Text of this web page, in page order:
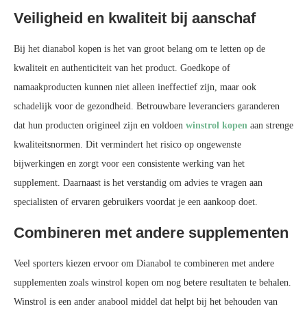
Veiligheid en kwaliteit bij aanschaf
Bij het dianabol kopen is het van groot belang om te letten op de
kwaliteit en authenticiteit van het product. Goedkope of
namaakproducten kunnen niet alleen ineffectief zijn, maar ook
schadelijk voor de gezondheid. Betrouwbare leveranciers garanderen
dat hun producten origineel zijn en voldoen winstrol kopen aan strenge
kwaliteitsnormen. Dit vermindert het risico op ongewenste
bijwerkingen en zorgt voor een consistente werking van het
supplement. Daarnaast is het verstandig om advies te vragen aan
specialisten of ervaren gebruikers voordat je een aankoop doet.
Combineren met andere supplementen
Veel sporters kiezen ervoor om Dianabol te combineren met andere
supplementen zoals winstrol kopen om nog betere resultaten te behalen.
Winstrol is een ander anabool middel dat helpt bij het behouden van